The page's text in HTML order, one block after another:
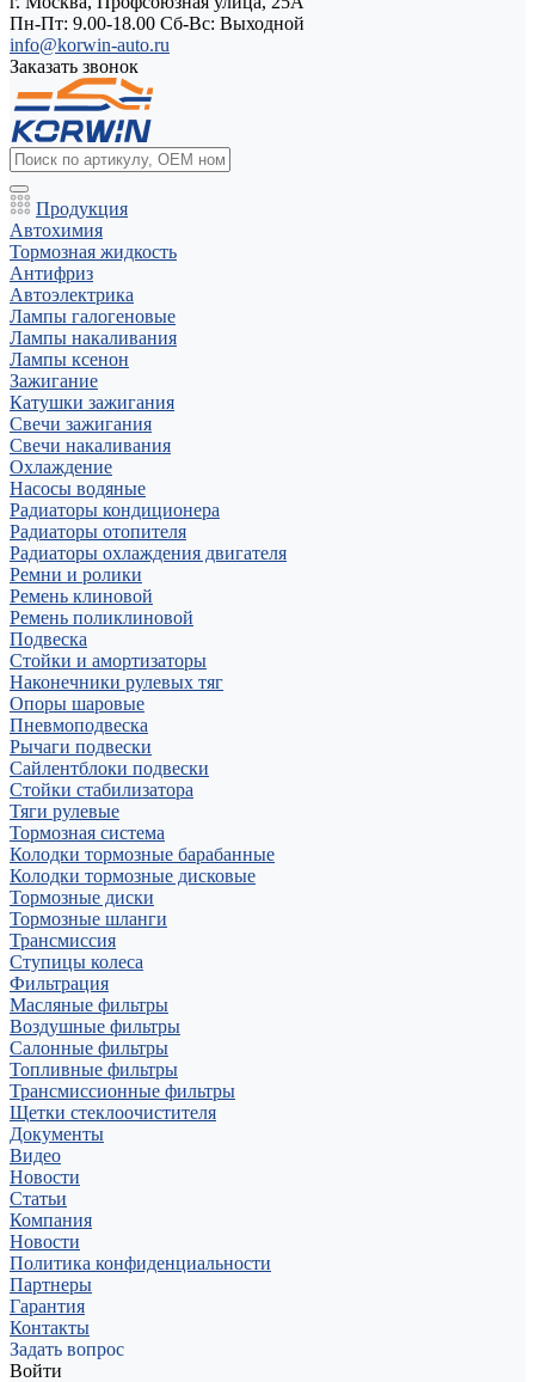
Пн-Пт: 9.00-18.00 Cб-Вс: Выходной
info@korwin-auto.ru
Заказать звонок
Продукция
Автохимия
Тормозная жидкость
Антифриз
Автоэлектрика
Лампы галогеновые
Лампы накаливания
Лампы ксенон
Зажигание
Катушки зажигания
Свечи зажигания
Свечи накаливания
Охлаждение
Насосы водяные
Радиаторы кондиционера
Радиаторы отопителя
Радиаторы охлаждения двигателя
Ремни и ролики
Ремень клиновой
Ремень поликлиновой
Подвеска
Стойки и амортизаторы
Наконечники рулевых тяг
Опоры шаровые
Пневмоподвеска
Рычаги подвески
Сайлентблоки подвески
Стойки стабилизатора
Тяги рулевые
Тормозная система
Колодки тормозные барабанные
Колодки тормозные дисковые
Тормозные диски
Тормозные шланги
Трансмиссия
Ступицы колеса
Фильтрация
Масляные фильтры
Воздушные фильтры
Салонные фильтры
Топливные фильтры
Трансмиссионные фильтры
Щетки стеклоочистителя
Документы
Видео
Новости
Статьи
Компания
Новости
Политика конфиденциальности
Партнеры
Гарантия
Контакты
Задать вопрос
Войти